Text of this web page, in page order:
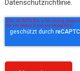
Datenschutzrichtlinie.